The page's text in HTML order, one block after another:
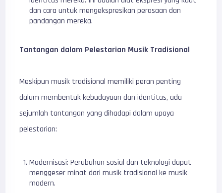
dan cara untuk mengekspresikan perasaan dan
pandangan mereka.
Tantangan dalam Pelestarian Musik Tradisional
Meskipun musik tradisional memiliki peran penting
dalam membentuk kebudayaan dan identitas, ada
sejumlah tantangan yang dihadapi dalam upaya
pelestarian:
Modernisasi: Perubahan sosial dan teknologi dapat
menggeser minat dari musik tradisional ke musik
modern.